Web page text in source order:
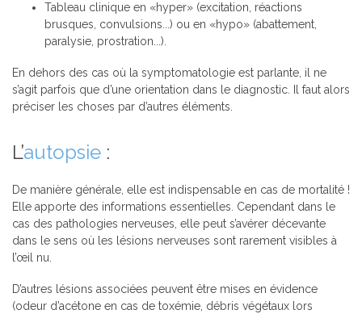
Tableau clinique en «hyper» (excitation, réactions
brusques, convulsions...) ou en «hypo» (abattement,
paralysie, prostration...).
En dehors des cas où la symptomatologie est parlante, il ne
s’agit parfois que d’une orientation dans le diagnostic. Il faut alors
préciser les choses par d’autres éléments.
L’autopsie :
De manière générale, elle est indispensable en cas de mortalité !
Elle apporte des informations essentielles. Cependant dans le
cas des pathologies nerveuses, elle peut s’avérer décevante
dans le sens où les lésions nerveuses sont rarement visibles à
l’œil nu.
D’autres lésions associées peuvent être mises en évidence
(odeur d’acétone en cas de toxémie, débris végétaux lors